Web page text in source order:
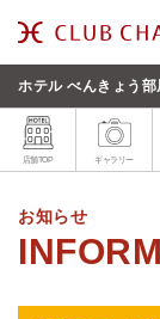
ホテル べんきょう部
店舗TOP ギャラリー
お知らせ